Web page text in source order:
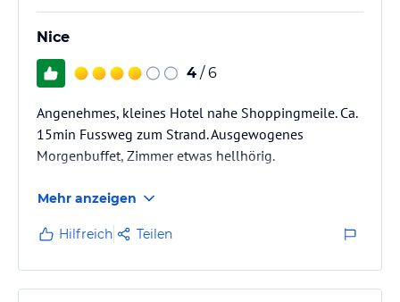
Nice
4 / 6
Angenehmes, kleines Hotel nahe Shoppingmeile. Ca.
15min Fussweg zum Strand. Ausgewogenes
Morgenbuffet, Zimmer etwas hellhörig.
Mehr anzeigen
Hilfreich Teilen